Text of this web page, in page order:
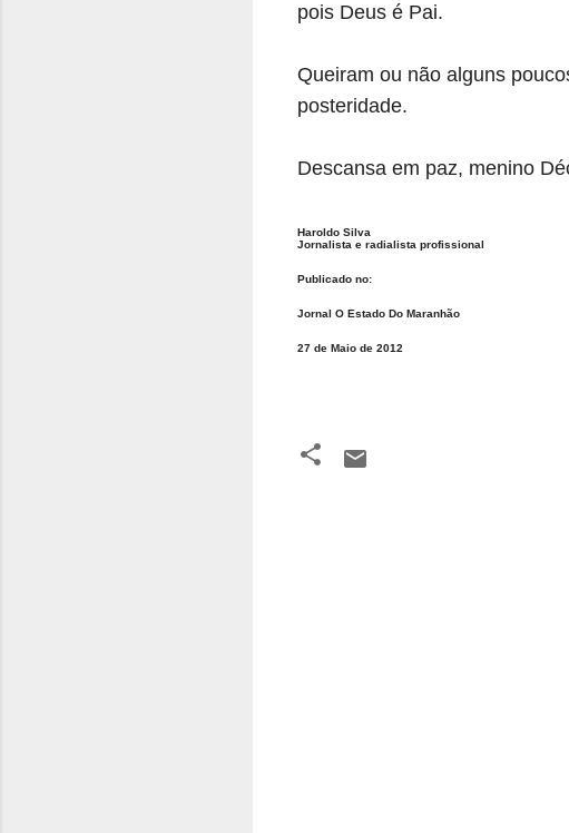
pois Deus é Pai.
Queiram ou não alguns
posteridade.
Descansa em paz, menino
Haroldo Silva
Jornalista e radialista profissional
Publicado no:
Jornal O Estado Do Maranhão
27 de Maio de 2012